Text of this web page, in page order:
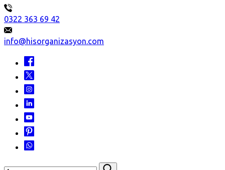
0322 363 69 42
info@hisorganizasyon.com